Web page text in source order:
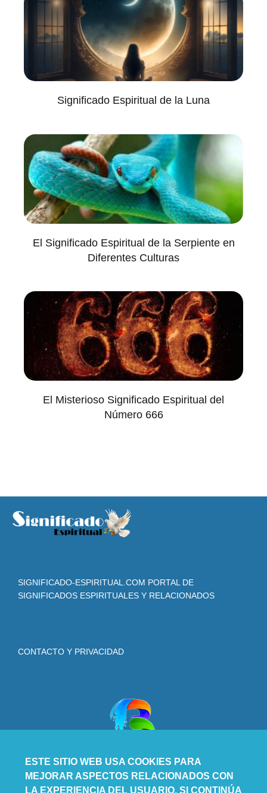
Significado Espiritual de la Luna
El Significado Espiritual de la Serpiente en
Diferentes Culturas
El Misterioso Significado Espiritual del
Número 666
SIGNIFICADO-ESPIRITUAL.COM PORTAL DE
SIGNIFICADOS ESPIRITUALES Y RELACIONADOS
CONTACTO Y PRIVACIDAD
ESTE SITIO WEB USA COOKIES PARA
MEJORAR ASPECTOS RELACIONADOS CON
LA EXPERIENCIA DEL USUARIO. SI CONTINÚA